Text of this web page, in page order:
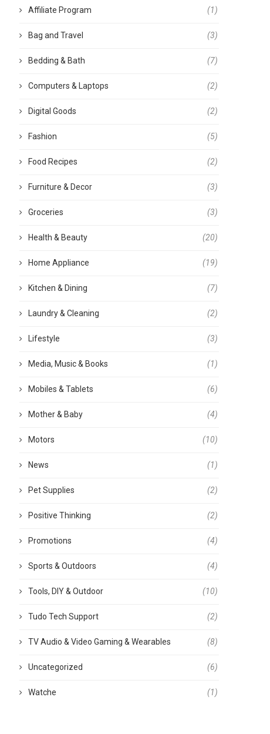
Affiliate Program (1)
Bag and Travel (3)
Bedding & Bath (7)
Computers & Laptops (2)
Digital Goods (2)
Fashion (5)
Food Recipes (2)
Furniture & Decor (3)
Groceries (3)
Health & Beauty (20)
Home Appliance (19)
Kitchen & Dining (7)
Laundry & Cleaning (2)
Lifestyle (3)
Media, Music & Books (1)
Mobiles & Tablets (6)
Mother & Baby (4)
Motors (10)
News (1)
Pet Supplies (2)
Positive Thinking (2)
Promotions (4)
Sports & Outdoors (4)
Tools, DIY & Outdoor (10)
Tudo Tech Support (2)
TV Audio & Video Gaming & Wearables (8)
Uncategorized (6)
Watche (1)